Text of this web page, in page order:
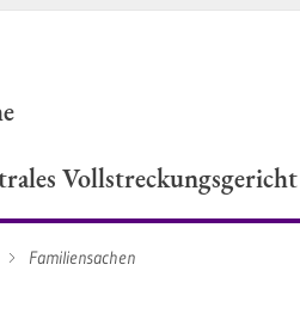
Vollstreckungsgericht
Familiensachen